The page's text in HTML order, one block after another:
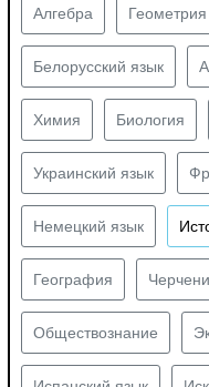
Алгебра Геометрия
Белорусский язык
Химия Биология
Украинский язык
Немецкий язык
География
Обществознание